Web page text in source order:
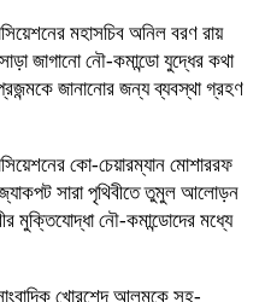
মহাসচিব অনিল বরণ রায়
জাগানো নৌ-কমান্ডো যুদ্ধের কথা
জানানোর জন্য ব্যবস্থা গ্রহণ
কো-চেয়ারম্যান মোশাররফ
সারা পৃথিবীতে তুমুল আলোড়ন
মুক্তিযোদ্ধা নৌ-কমান্ডোদের মধ্যে
খোরশেদ আলমকে সহ-